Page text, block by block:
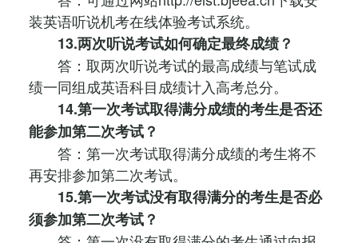
装英语听说机考在线体验考试系统。
13.两次听说考试如何确定最终成绩？
答：取两次听说考试的最高成绩与笔试成
绩一同组成英语科目成绩计入高考总分。
14.第一次考试取得满分成绩的考生是否还
能参加第二次考试？
答：第一次考试取得满分成绩的考生将不
再安排参加第二次考试。
15.第一次考试没有取得满分的考生是否必
须参加第二次考试？